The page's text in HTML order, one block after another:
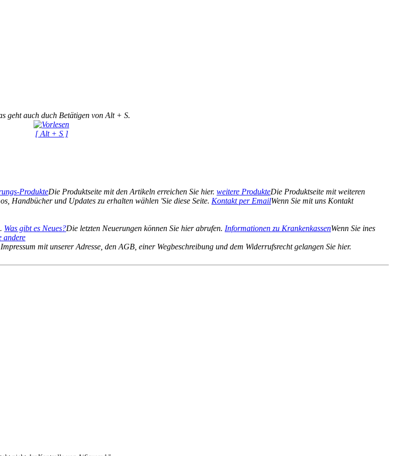
geht auch duch Betätigen von Alt + S.
[ Alt + S ]
ProdukteDie Produktseite mit den Artikeln erreichen Sie hier. weitere ProdukteDie Produktseite mit weiteren
Handbücher und Updates zu erhalten wählen 'Sie diese Seite. Kontakt per EmailWenn Sie mit uns Kontakt
Was gibt es Neues?Die letzten Neuerungen können Sie hier abrufen. Informationen zu KrankenkassenWenn Sie ines
andere
mit unserer Adresse, den AGB, einer Wegbeschreibung und dem Widerrufsrecht gelangen Sie hier.